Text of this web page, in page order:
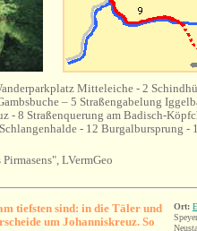
Mitteleiche - 2
– 5 Straßengabelung
- 8 Straßenquerung am Badisch-
- 12 Burgalbursprung -
, LVermGeo
tiefsten sind: in die Täler und
um Johanniskreuz. So
Ort: